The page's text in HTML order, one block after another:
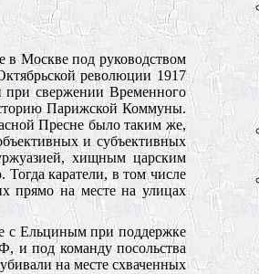
в Москве под руководством
революции 1917
свержении Временного
Парижской Коммуны.
Пресне было таким же,
и субъективных
хищным царским
каратели, в том числе
прямо на месте на улицах
с Ельциным при поддержке
и под команду посольства
на месте схваченных